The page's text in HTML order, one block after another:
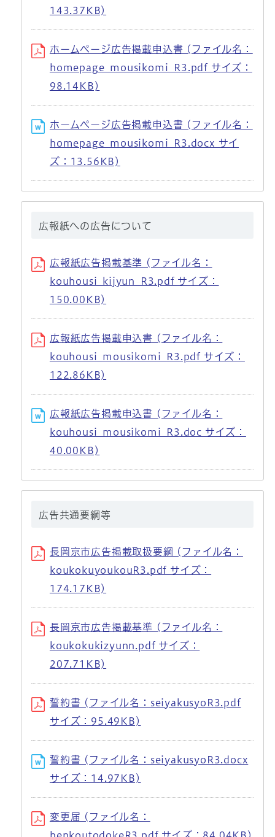
143.37KB)
ホームページ広告掲載申込書 (ファイル名：
homepage_mousikomi_R3.pdf サイズ：
98.14KB)
ホームページ広告掲載申込書 (ファイル名：
homepage_mousikomi_R3.docx サイ
ズ：13.56KB)
広報紙への広告について
広報紙広告掲載基準 (ファイル名：
kouhousi_kijyun_R3.pdf サイズ：
150.00KB)
広報紙広告掲載申込書 (ファイル名：
kouhousi_mousikomi_R3.pdf サイズ：
122.86KB)
広報紙広告掲載申込書 (ファイル名：
kouhousi_mousikomi_R3.doc サイズ：
40.00KB)
広告共通要綱等
長岡京市広告掲載取扱要綱 (ファイル名：
koukokuyoukouR3.pdf サイズ：
174.17KB)
長岡京市広告掲載基準 (ファイル名：
koukokukizyunn.pdf サイズ：
207.71KB)
誓約書 (ファイル名：seiyakusyoR3.pdf
サイズ：95.49KB)
誓約書 (ファイル名：seiyakusyoR3.docx
サイズ：14.97KB)
変更届 (ファイル名：